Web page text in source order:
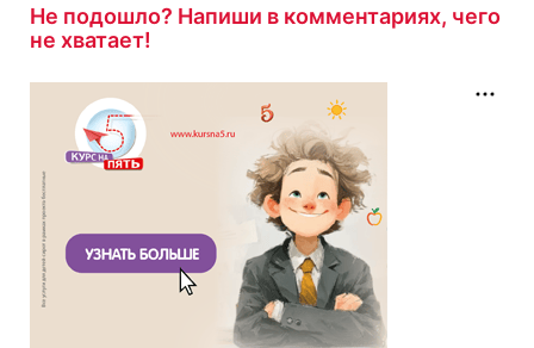
Не подошло? Напиши в комментариях, чего
не хватает!